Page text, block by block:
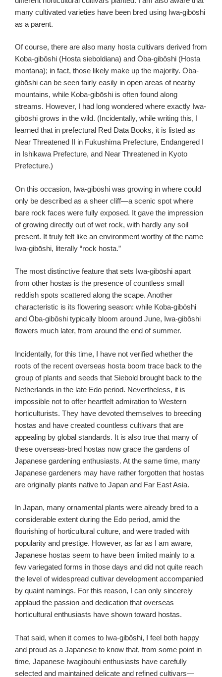
many cultivated varieties have been bred using Iwa-gibōshi
as a parent.
Of course, there are also many hosta cultivars derived from
Koba-gibōshi (Hosta sieboldiana) and Ōba-gibōshi (Hosta
montana); in fact, those likely make up the majority. Ōba-
gibōshi can be seen fairly easily in open areas of nearby
mountains, while Koba-gibōshi is often found along
streams. However, I had long wondered where exactly Iwa-
gibōshi grows in the wild. (Incidentally, while writing this, I
learned that in prefectural Red Data Books, it is listed as
Near Threatened II in Fukushima Prefecture, Endangered I
in Ishikawa Prefecture, and Near Threatened in Kyoto
Prefecture.)
On this occasion, Iwa-gibōshi was growing in where could
only be described as a sheer cliff—a scenic spot where
bare rock faces were fully exposed. It gave the impression
of growing directly out of wet rock, with hardly any soil
present. It truly felt like an environment worthy of the name
Iwa-gibōshi, literally “rock hosta.”
The most distinctive feature that sets Iwa-gibōshi apart
from other hostas is the presence of countless small
reddish spots scattered along the scape. Another
characteristic is its flowering season: while Koba-gibōshi
and Ōba-gibōshi typically bloom around June, Iwa-gibōshi
flowers much later, from around the end of summer.
Incidentally, for this time, I have not verified whether the
roots of the recent overseas hosta boom trace back to the
group of plants and seeds that Siebold brought back to the
Netherlands in the late Edo period. Nevertheless, it is
impossible not to offer heartfelt admiration to Western
horticulturists. They have devoted themselves to breeding
hostas and have created countless cultivars that are
appealing by global standards. It is also true that many of
these overseas-bred hostas now grace the gardens of
Japanese gardening enthusiasts. At the same time, many
Japanese gardeners may have rather forgotten that hostas
are originally plants native to Japan and Far East Asia.
In Japan, many ornamental plants were already bred to a
considerable extent during the Edo period, amid the
flourishing of horticultural culture, and were traded with
popularity and prestige. However, as far as I am aware,
Japanese hostas seem to have been limited mainly to a
few variegated forms in those days and did not quite reach
the level of widespread cultivar development accompanied
by quaint namings. For this reason, I can only sincerely
applaud the passion and dedication that overseas
horticultural enthusiasts have shown toward hostas.
That said, when it comes to Iwa-gibōshi, I feel both happy
and proud as a Japanese to know that, from some point in
time, Japanese Iwagibouhi enthusiasts have carefully
selected and maintained delicate and refined cultivars—